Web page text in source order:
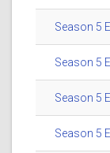
Season 5
Season 5
Season 5
Season 5